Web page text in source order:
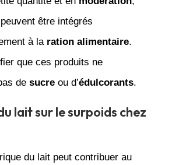
être intégrés
à la ration alimentaire.
que ces produits ne
de sucreou d’édulcorants.
lait sur le surpoids chez
du lait peut contribuer au